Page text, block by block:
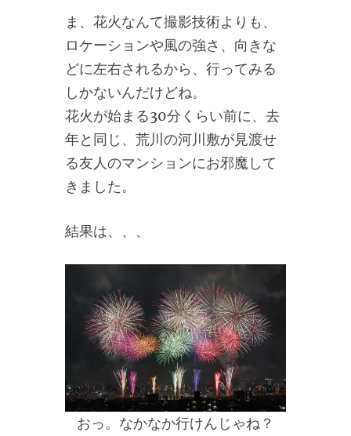
ま、花火なんて撮影技術よりも、
ロケーションや風の強さ、向きな
どに左右されるから、行ってみる
しかないんだけどね。
花火が始まる30分くらい前に、去
年と同じ、荒川の河川敷が見渡せ
る友人のマンションにお邪魔して
きました。
結果は、、、
おっ。なかなか行けんじゃね？